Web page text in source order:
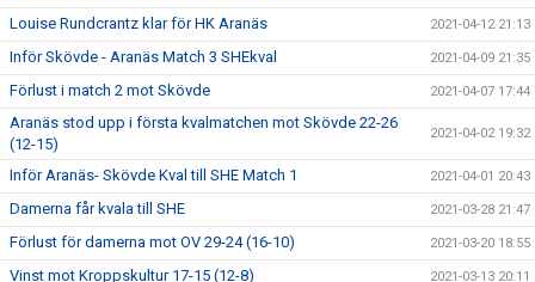
Louise Rundcrantz klar för HK Aranäs 2021-04-12 21:13
Inför Skövde - Aranäs Match 3 SHEkval 2021-04-09 21:35
Förlust i match 2 mot Skövde 2021-04-07 17:44
Aranäs stod upp i första kvalmatchen mot Skövde 22-26
(12-15)
2021-04-02 19:32
Inför Aranäs- Skövde Kval till SHE Match 1 2021-04-01 20:43
Damerna får kvala till SHE 2021-03-28 21:47
Förlust för damerna mot OV 29-24 (16-10) 2021-03-20 18:55
Vinst mot Kroppskultur 17-15 (12-8) 2021-03-13 20:11